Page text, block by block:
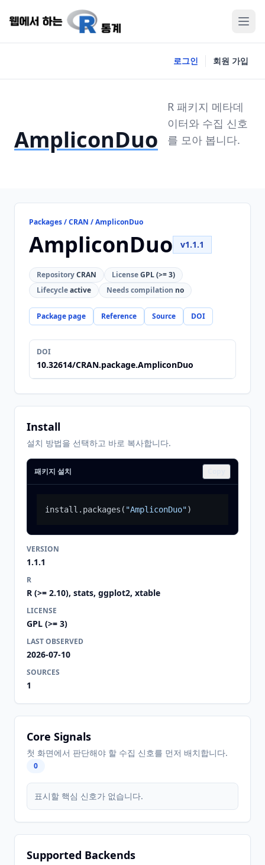
로그인 회원 가입
AmpliconDuo
R 패키지 메타데
이터와 수집 신호
를 모아 봅니다.
Packages / CRAN / AmpliconDuo
AmpliconDuo v1.1.1
RepositoryCRAN LicenseGPL (>= 3)
Lifecycleactive Needs compilation no
Package page Reference Source DOI
DOI
10.32614/CRAN.package.AmpliconDuo
Install
설치 방법을 선택하고 바로 복사합니다.
패키지 설치
install.packages ( "AmpliconDuo")
VERSION
1.1.1
R
R (>= 2.10), stats, ggplot2, xtable
LICENSE
GPL (>= 3)
LAST OBSERVED
2026-07-10
SOURCES
1
Core Signals
첫 화면에서 판단해야 할 수집 신호를 먼저 배치합니다.
0
표시할 핵심 신호가 없습니다.
Supported Backends